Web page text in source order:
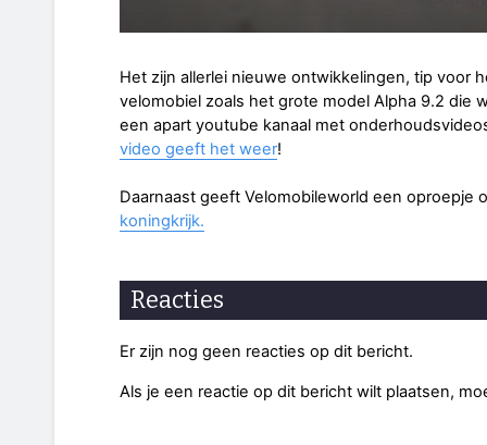
Het zijn allerlei nieuwe ontwikkelingen, tip voor
velomobiel zoals het grote model Alpha 9.2 die
een apart youtube kanaal met
video geeft het weer!
Daarnaast geeft Velomobileworld een oproepje
koningkrijk.
Reacties
Er zijn nog geen reacties op dit bericht.
Als je een reactie op dit bericht wilt plaatsen,